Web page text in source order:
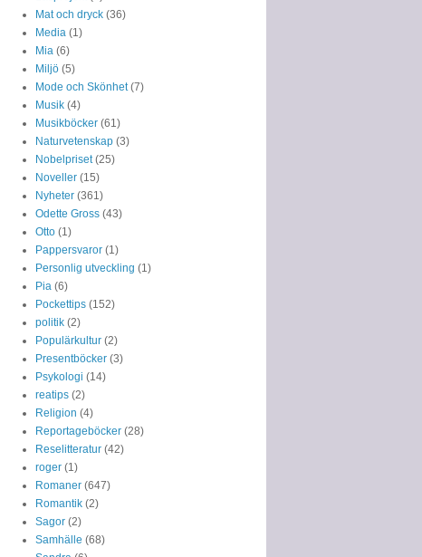
Mat och dryck (36)
Media (1)
Mia (6)
Miljö (5)
Mode och Skönhet (7)
Musik (4)
Musikböcker (61)
Naturvetenskap (3)
Nobelpriset (25)
Noveller (15)
Nyheter (361)
Odette Gross (43)
Otto (1)
Pappersvaror (1)
Personlig utveckling (1)
Pia (6)
Pockettips (152)
politik (2)
Populärkultur (2)
Presentböcker (3)
Psykologi (14)
reatips (2)
Religion (4)
Reportageböcker (28)
Reselitteratur (42)
roger (1)
Romaner (647)
Romantik (2)
Sagor (2)
Samhälle (68)